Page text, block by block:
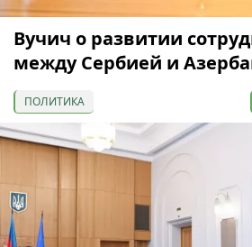
Вучич о развитии
между Сербией и
ПОЛИТИКА